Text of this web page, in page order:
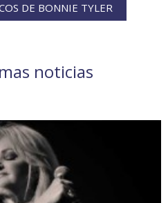
DE BONNIE TYLER
noticias